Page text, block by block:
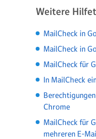
Weitere
MailCheck in
MailCheck in
MailCheck für
In MailCheck
Chrome
MailCheck für
mehreren E-